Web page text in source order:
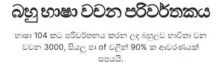
බහු භාෂා වචන පරිවර්තකය
භාෂා 104 කට පරිවර්තනය කරන ලද බහුලව භාවිතා වන
වචන 3000, සියලු පා of වලින් 90% ක ආවරණයක්
සපයයි.